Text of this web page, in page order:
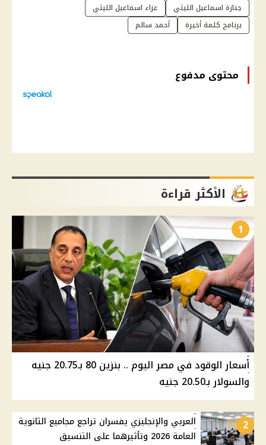
جنازة اسماعيل الليثي
عزاء اسماعيل الليثي
برنامج كلمة أخيرة
أحمد سالم
محتوى مدفوع
الأكثر قراءة
1
أسعار الوقود في مصر اليوم .. بنزين 80 بـ20.75 جنيه
والسولار بـ20.50 جنيه
2
العربي والإنجليزي يفسران تراجع مجاميع الثانوية
العامة 2026 وتأثيرهما على التنسيق